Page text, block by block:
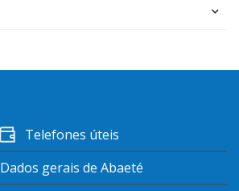
Telefones úteis
Dados gerais de Abaeté